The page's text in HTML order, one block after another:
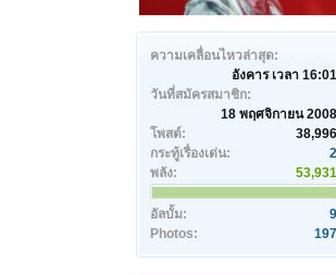
ความเคลื่อนไหวล่าสุด:
อังคาร เวลา 16:01
วันที่สมัครสมาชิก:
18 พฤศจิกายน 2008
โพสต์:
38,996
กระทู้เรื่องเด่น:
2
พลัง:
53,931
อัลบั้ม:
9
Photos:
197